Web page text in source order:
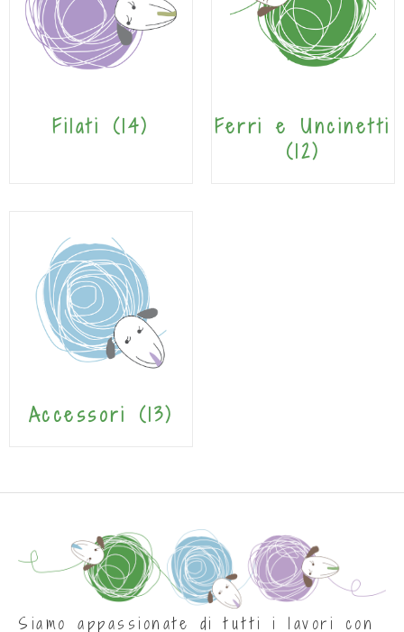
Filati (14)
Ferri e Uncinetti
(12)
Accessori (13)
Siamo appassionate di tutti i lavori con